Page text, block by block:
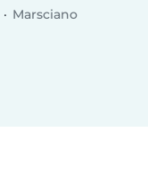
Marsciano